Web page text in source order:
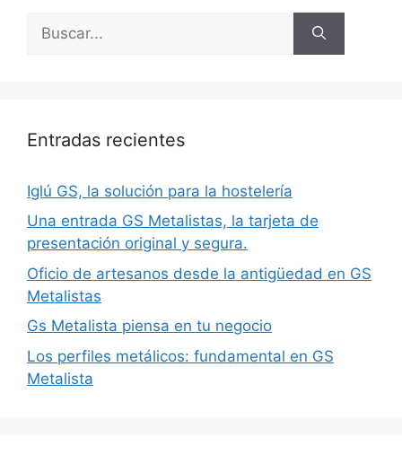
Entradas recientes
Iglú GS, la solución para la hostelería
Una entrada GS Metalistas, la tarjeta de
presentación original y segura.
Oficio de artesanos desde la antigüedad en GS
Metalistas
Gs Metalista piensa en tu negocio
Los perfiles metálicos: fundamental en GS
Metalista